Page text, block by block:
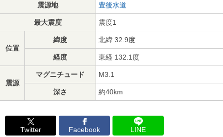
震源地 豊後水道
最大震度 震度1
位置
緯度 北緯 32.9度
経度 東経 132.1度
震源
マグニチュード M3.1
深さ 約40km
Twitter Facebook LINE